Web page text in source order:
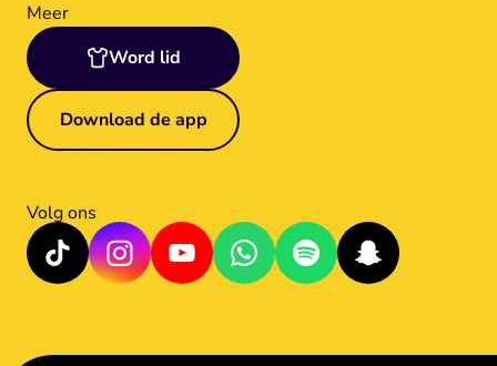
Meer
Word lid
Download de app
Volg ons